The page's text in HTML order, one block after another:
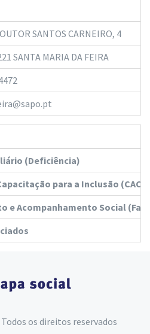
SANTOS CARNEIRO, 4
SANTA MARIA DA FEIRA
(Deficiência)
para a Inclusão (CACI)
e Acompanhamento Social
os direitos reservados